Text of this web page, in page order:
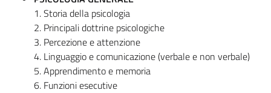
1. Storia della psicologia
2. Principali dottrine psicologiche
3. Percezione e attenzione
4. Linguaggio e comunicazione (verbale e non verbale)
5. Apprendimento e memoria
6. Funzioni esecutive